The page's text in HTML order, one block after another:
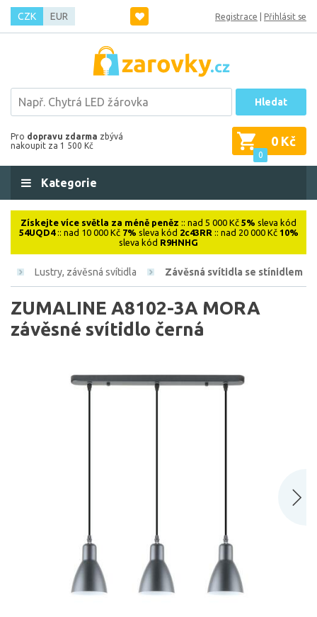
CZK EUR Registrace Přihlásit se
Hledat
Pro dopravu zdarma zbývá
nakoupit za 1 500 Kč
0
0 Kč
Kategorie
Získejte více světla za méně peněz :: nad 5 000 Kč 5% sleva kód
54UQD4:: nad 10 000 Kč 7% sleva kód 2c43RR :: nad 20 000 Kč 10%
sleva kód R9HNHG
Lustry, závěsná svítidla Závěsná svítidla se stínidlem
ZUMALINE A8102-3A MORA
závěsné svítidlo černá